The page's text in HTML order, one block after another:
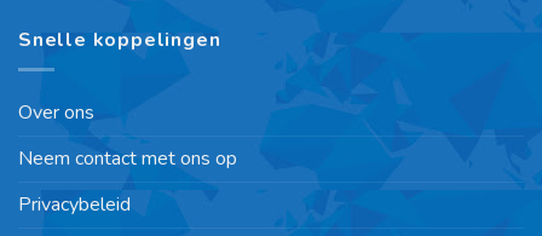
Snelle koppelingen
Over ons
Neem contact met ons op
Privacybeleid